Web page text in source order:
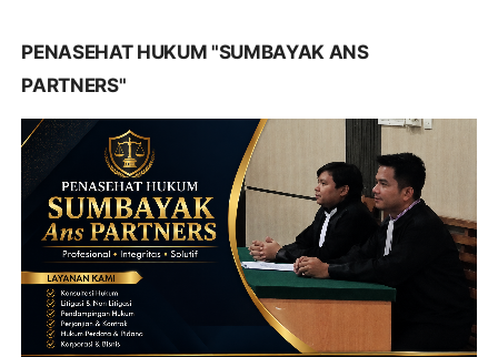
PENASEHAT HUKUM "SUMBAYAK ANS
PARTNERS"